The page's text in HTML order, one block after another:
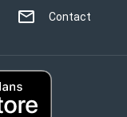
Contact